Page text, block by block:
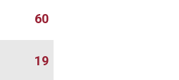
60
19